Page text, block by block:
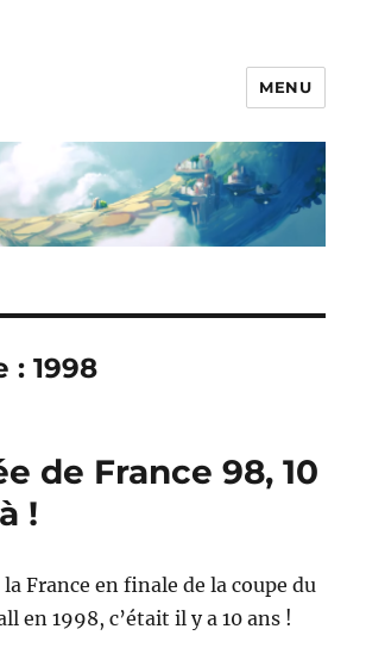
MENU
:1998
de France 98, 10
!
France en finale de la coupe du
en 1998, c’était il y a 10 ans !